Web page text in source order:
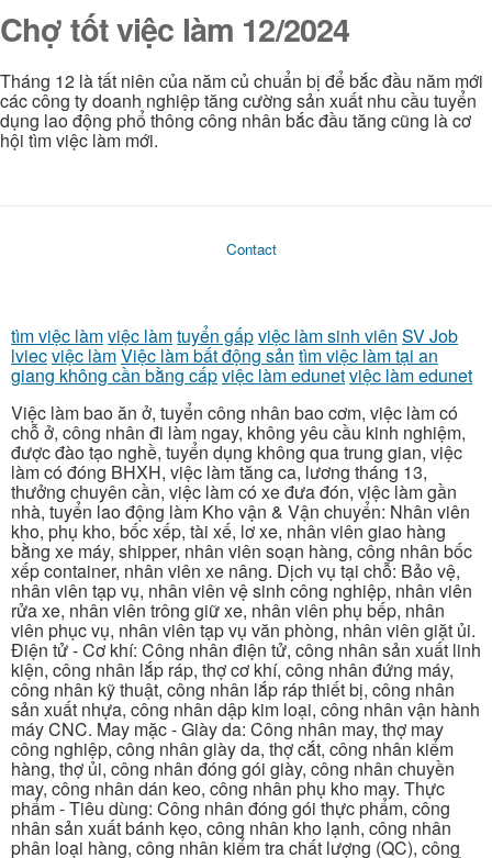
Chợ tốt việc làm 12/2024
Tháng 12 là tất niên của năm củ chuẩn bị để bắc đầu năm mới
các công ty doanh nghiệp tăng cường sản xuất nhu cầu tuyển
dụng lao động phổ thông công nhân bắc đầu tăng cũng là cơ
hội tìm việc làm mới.
Contact
tìm việc làmviệc làmtuyển gấpviệc làm sinh viên SV Job
lviecviệc làmViệc làm bất động sản tìm việc làm tại an
giang không cần bằng cấpviệc làm edunetviệc làm edunet
Việc làm bao ăn ở, tuyển công nhân bao cơm, việc làm có
chỗ ở, công nhân đi làm ngay, không yêu cầu kinh nghiệm,
được đào tạo nghề, tuyển dụng không qua trung gian, việc
làm có đóng BHXH, việc làm tăng ca, lương tháng 13,
thưởng chuyên cần, việc làm có xe đưa đón, việc làm gần
nhà, tuyển lao động làm Kho vận & Vận chuyển: Nhân viên
kho, phụ kho, bốc xếp, tài xế, lơ xe, nhân viên giao hàng
bằng xe máy, shipper, nhân viên soạn hàng, công nhân bốc
xếp container, nhân viên xe nâng. Dịch vụ tại chỗ: Bảo vệ,
nhân viên tạp vụ, nhân viên vệ sinh công nghiệp, nhân viên
rửa xe, nhân viên trông giữ xe, nhân viên phụ bếp, nhân
viên phục vụ, nhân viên tạp vụ văn phòng, nhân viên giặt ủi.
Điện tử - Cơ khí: Công nhân điện tử, công nhân sản xuất linh
kiện, công nhân lắp ráp, thợ cơ khí, công nhân đứng máy,
công nhân kỹ thuật, công nhân lắp ráp thiết bị, công nhân
sản xuất nhựa, công nhân dập kim loại, công nhân vận hành
máy CNC. May mặc - Giày da: Công nhân may, thợ may
công nghiệp, công nhân giày da, thợ cắt, công nhân kiểm
hàng, thợ ủi, công nhân đóng gói giày, công nhân chuyền
may, công nhân dán keo, công nhân phụ kho may. Thực
phẩm - Tiêu dùng: Công nhân đóng gói thực phẩm, công
nhân sản xuất bánh kẹo, công nhân kho lạnh, công nhân
phân loại hàng, công nhân kiểm tra chất lượng (QC), công